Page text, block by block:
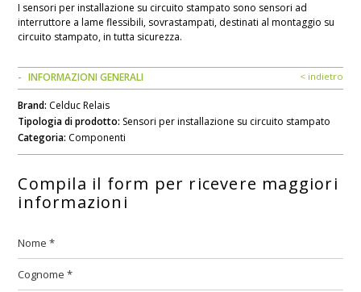
I sensori per installazione su circuito stampato sono sensori ad
interruttore a lame flessibili, sovrastampati, destinati al montaggio su
circuito stampato, in tutta sicurezza.
INFORMAZIONI GENERALI < indietro
Brand: Celduc Relais
Tipologia di prodotto: Sensori per installazione su circuito stampato
Categoria: Componenti
Compila il form per ricevere maggiori
informazioni